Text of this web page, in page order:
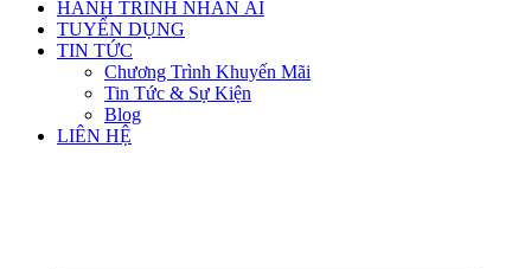
HÀNH TRÌNH NHÂN ÁI
TUYỂN DỤNG
TIN TỨC
Chương Trình Khuyến Mãi
Tin Tức & Sự Kiện
Blog
LIÊN HỆ